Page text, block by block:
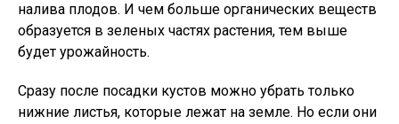
налива плодов. И чем больше органических веществ
образуется в зеленых частях растения, тем выше
будет урожайность.
Сразу после посадки кустов можно убрать только
нижние листья, которые лежат на земле. Но если они